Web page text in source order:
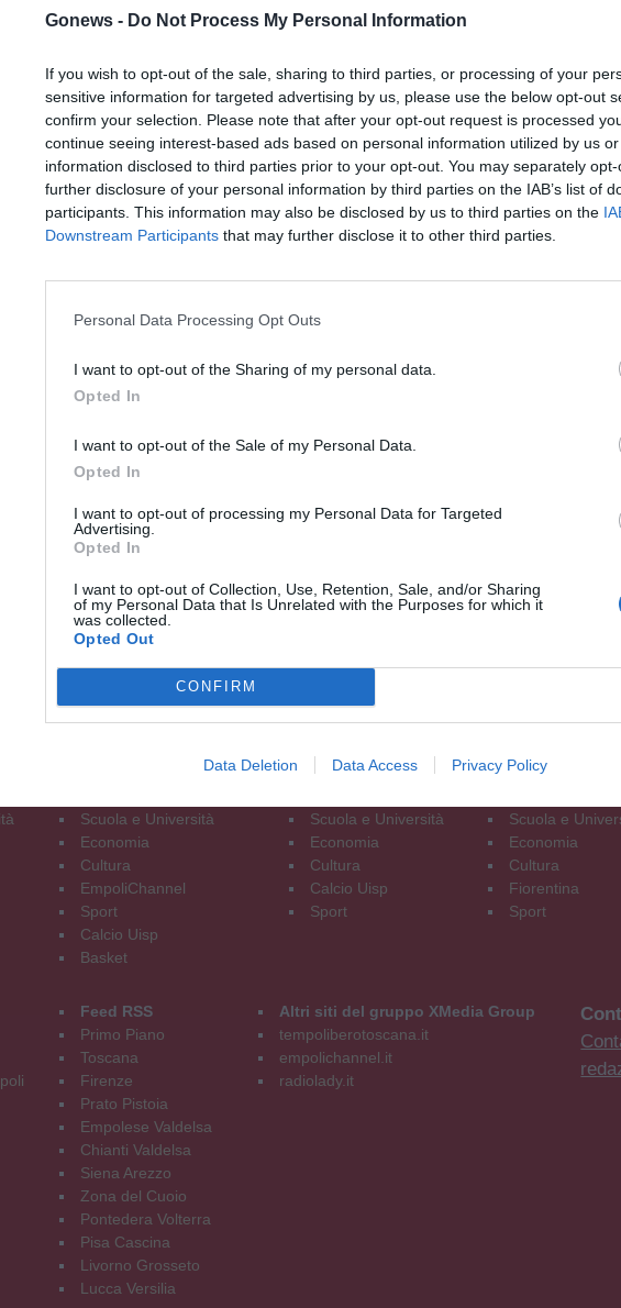
Gonews - Do Not Process My Personal Information
If you wish to opt-out of the sale, sharing to third parties, or processing of your
sensitive information for targeted advertising by us, please use the below opt-out
confirm your selection. Please note that after your opt-out request is processed
continue seeing interest-based ads based on personal information utilized by us
information disclosed to third parties prior to your opt-out. You may separately
further disclosure of your personal information by third parties on the IAB’s list of
participants. This information may also be disclosed by us to third parties on the
Downstream Participants that may further disclose it to other third parties.
Personal Data Processing Opt Outs
I want to opt-out of the Sharing of my personal data.
Opted In
I want to opt-out of the Sale of my Personal Data.
Opted In
I want to opt-out of processing my Personal Data for Targeted
Advertising.
Opted In
I want to opt-out of Collection, Use, Retention, Sale, and/or Sharing
of my Personal Data that Is Unrelated with the Purposes for which it
was collected.
Opted Out
CONFIRM
Data Deletion Data Access Privacy Policy
2025 800 × 600 in 'Grandi Chef, Grandi Cuori': tutto esaurito al
raccolti 6000 euro per 'La mensa che viaggia'
Empolese Valdelsa
Cronaca
Attualità
Economia e Lavoro
Scuola e Università
Economia
Cultura
EmpoliChannel
Sport
Calcio Uisp
Basket
Cronaca
Attualità
Economia e Lavoro
Scuola e Università
Economia
Cultura
Calcio Uisp
Sport
Attualità
Economia e
Scuola e
Economia
Cultura
Fiorentina
Sport
Feed RSS
Primo Piano
Toscana
Firenze
Prato Pistoia
Empolese Valdelsa
Chianti Valdelsa
Siena Arezzo
Zona del Cuoio
Pontedera Volterra
Pisa Cascina
Livorno Grosseto
Lucca Versilia
Altri siti del gruppo XMedia Group
tempoliberotoscana.it
empolichannel.it
radiolady.it